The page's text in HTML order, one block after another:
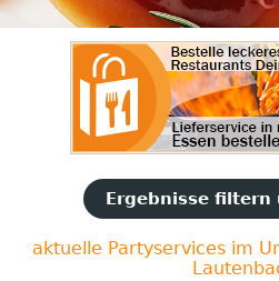
Ergebnisse filtern
aktuelle Partyservices im